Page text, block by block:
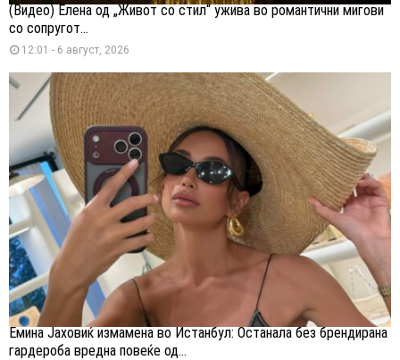
(Видео) Елена од „Живот со стил“ ужива во романтични мигови
со сопругот...
12:01 - 6 август, 2026
Емина Јаховиќ измамена во Истанбул: Останала без брендирана
гардероба вредна повеќе од...